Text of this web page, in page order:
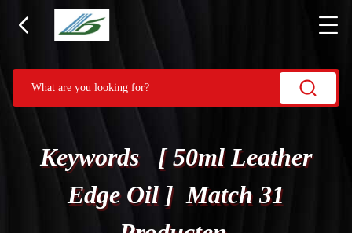
Keywords [ 50ml Leather
Edge Oil ] Match 31